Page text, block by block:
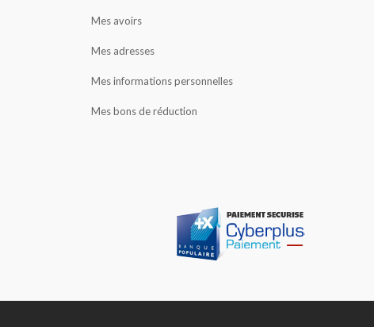
Mes avoirs
Mes adresses
Mes informations personnelles
Mes bons de réduction